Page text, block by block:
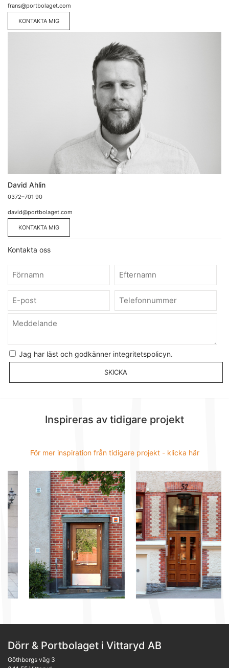
frans@portbolaget.com
KONTAKTA MIG
David Ahlin
0372–701 90
david@portbolaget.com
KONTAKTA MIG
Kontakta oss
Jag har läst och godkänner integritetspolicyn.
Inspireras av tidigare projekt
För mer inspiration från tidigare projekt - klicka här
Dörr & Portbolaget i Vittaryd AB
Göthbergs väg 3